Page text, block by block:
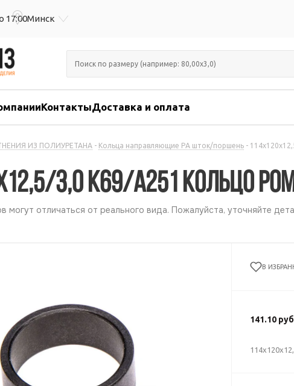
17:00Минск
КонтактыДоставка и оплата
ИЗ ПОЛИУРЕТАНА - Кольца направляющие PА шток/поршень -
3,0 К69/А251 Кольцо
могут отличаться от реального вида. Пожалуйста, уточняйте
В
141.10